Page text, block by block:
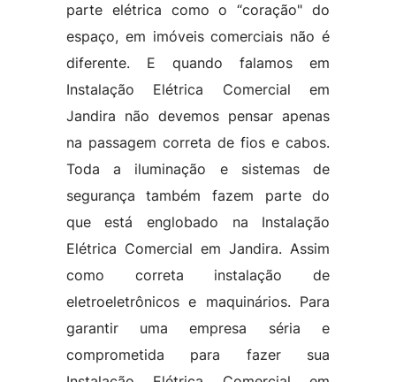
parte elétrica como o “coração" do
espaço, em imóveis comerciais não é
diferente. E quando falamos em
Instalação Elétrica Comercial em
Jandira não devemos pensar apenas
na passagem correta de fios e cabos.
Toda a iluminação e sistemas de
segurança também fazem parte do
que está englobado na Instalação
Elétrica Comercial em Jandira. Assim
como correta instalação de
eletroeletrônicos e maquinários. Para
garantir uma empresa séria e
comprometida para fazer sua